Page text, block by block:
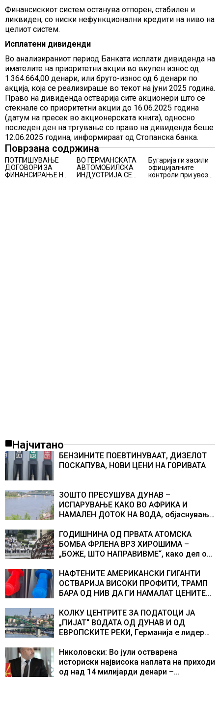
Финансискиот систем останува отпорен, стабилен и
ликвиден, со ниски нефункционални кредити на ниво на
целиот систем.
Исплатени дивиденди
Во анализираниот период Банката исплати дивиденда на
имателите на приоритетни акции во вкупен износ од
1.364.664,00 денари, или бруто-износ од 6 денари по
акција, која се реализираше во текот на јуни 2025 година.
Право на дивиденда остварија сите акционери што се
стекнале со приоритетни акции до 16.06.2025 година
(датум на пресек во акционерската книга), односно
последен ден на тргување со право на дивиденда беше
12.06.2025 година, информираат од Стопанска банка.
Поврзана содржина
ПОТПИШУВАЊЕ
ДОГОВОРИ ЗА
ФИНАНСИРАЊЕ НА
ВО ГЕРМАНСКАТА
АВТОМОБИЛСКА
ИНДУСТРИЈА СЕ
Бугарија ги засили
официјалните
контроли при увоз
Најчитано
БЕНЗИНИТЕ ПОЕВТИНУВААТ, ДИЗЕЛОТ
ПОСКАПУВА, НОВИ ЦЕНИ НА ГОРИВАТА
ЗОШТО ПРЕСУШУВА ДУНАВ –
ИСПАРУВАЊЕ КАКО ВО АФРИКА И
НАМАЛЕН ДОТОК НА ВОДА, објаснување
ГОДИШНИНА ОД ПРВАТА АТОМСКА
БОМБА ФРЛЕНА ВРЗ ХИРОШИМА –
„БОЖЕ, ШТО НАПРАВИВМЕ“, како дел од
учесниците во бомбардирањето го
доживуваа овој настан што го промени
текот на историјата
НАФТЕНИТЕ АМЕРИКАНСКИ ГИГАНТИ
ОСТВАРИЈА ВИСОКИ ПРОФИТИ, ТРАМП
БАРА ОД НИВ ДА ГИ НАМАЛАТ ЦЕНИТЕ
КОЛКУ ЦЕНТРИТЕ ЗА ПОДАТОЦИ ЈА
„ПИЈАТ“ ВОДАТА ОД ДУНАВ И ОД
ЕВРОПСКИТЕ РЕКИ, Германија е лидер
центри за податоци
Николовски: Во јули остварена
историски највисока наплата на приходи
од над 14 милијарди денари –